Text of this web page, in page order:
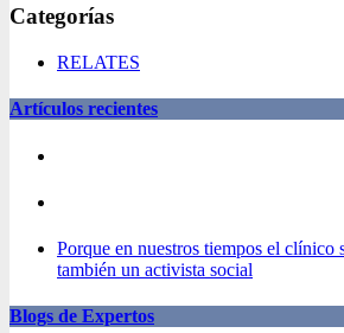
Categorías
RELATES
Artículos recientes
Porque en nuestros tiempos el clínico
también un activista social
Blogs de Expertos